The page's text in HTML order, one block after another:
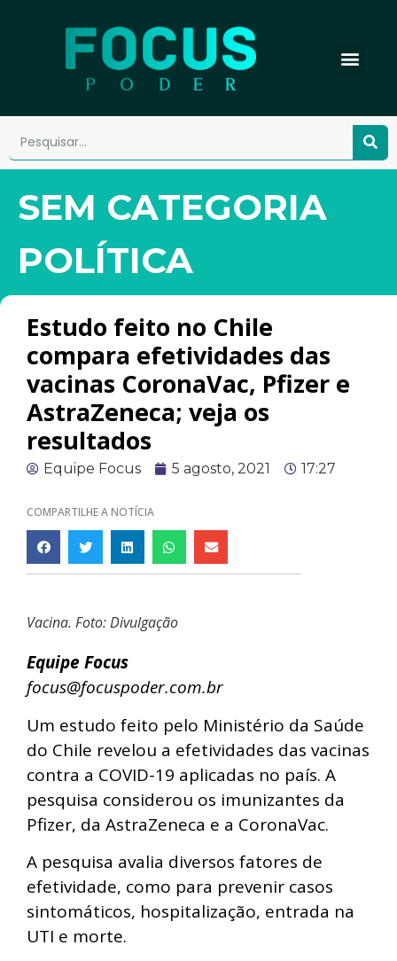
SEM CATEGORIA
POLÍTICA
Estudo feito no Chile
compara efetividades das
vacinas CoronaVac, Pfizer e
AstraZeneca; veja os
resultados
Equipe Focus 5 agosto, 2021 17:27
COMPARTILHE A NOTÍCIA
Vacina. Foto: Divulgação
Equipe Focus
focus@focuspoder.com.br
Um estudo feito pelo Ministério da Saúde
do Chile revelou a efetividades das vacinas
contra a COVID-19 aplicadas no país. A
pesquisa considerou os imunizantes da
Pfizer, da AstraZeneca e a CoronaVac.
A pesquisa avalia diversos fatores de
efetividade, como para prevenir casos
sintomáticos, hospitalização, entrada na
UTI e morte.